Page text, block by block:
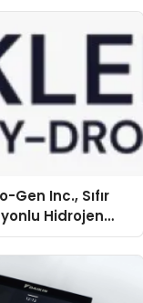
Gen Inc., Sıfır
Hidrojen
ISO ve
Onaylarını